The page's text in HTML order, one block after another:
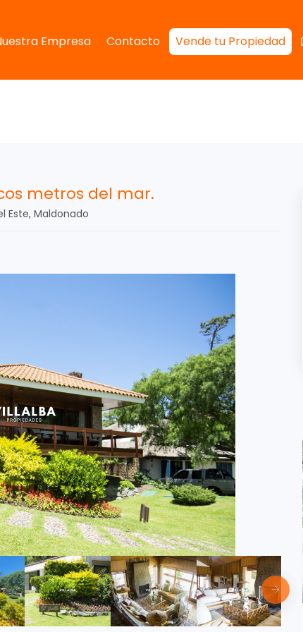
Empresa Contacto Vende tu Propiedad
metros del mar.
Este, Maldonado
m2 3 Dorms. 3 Baños m2